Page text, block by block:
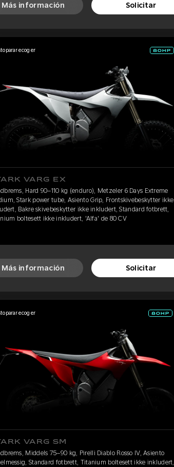
Más información Solicitar
para recoger
VARG EX
Hard 90–110 kg (enduro), Metzeler 6 Days Extreme
Stark power tube, Asiento Grip, Frontskivebeskytter ikke
Bakre skivebeskytter ikke inkludert, Standard fotbrett,
boltesett ikke inkludert, 'Alfa' de 80 CV
Más información Solicitar
para recoger
VARG SM
Middels 75–90 kg, Pirelli Diablo Rosso IV, Asiento
Standard fotbrett, Titanium boltesett ikke inkludert,